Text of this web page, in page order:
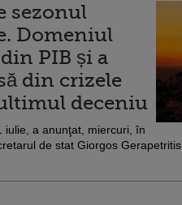
sezonul
Domeniul
PIB și a
din crizele
deceniu
iulie, a anunţat, miercuri, în
de stat Giorgos Gerapetritis.